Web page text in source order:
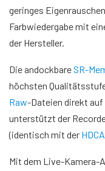
geringes
Farbwiedergabe mit
der Hersteller.
Die andockbareSR-
höchsten
Raw-Dateien direkt auf
unterstützt der
(identisch mit der
Mit dem Live-Kamera-